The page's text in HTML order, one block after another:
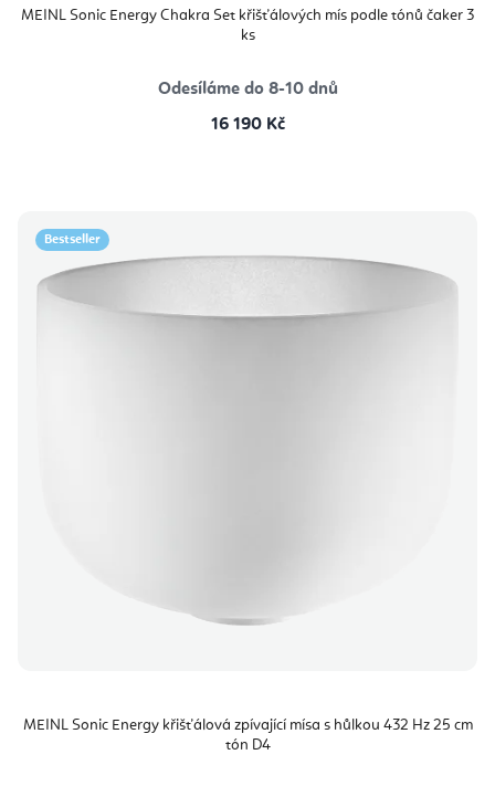
MEINL Sonic Energy Chakra Set křišťálových mís podle tónů čaker 3
ks
Odesíláme do 8-10 dnů
16 190 Kč
Bestseller
MEINL Sonic Energy křišťálová zpívající mísa s hůlkou 432 Hz 25 cm
tón D4